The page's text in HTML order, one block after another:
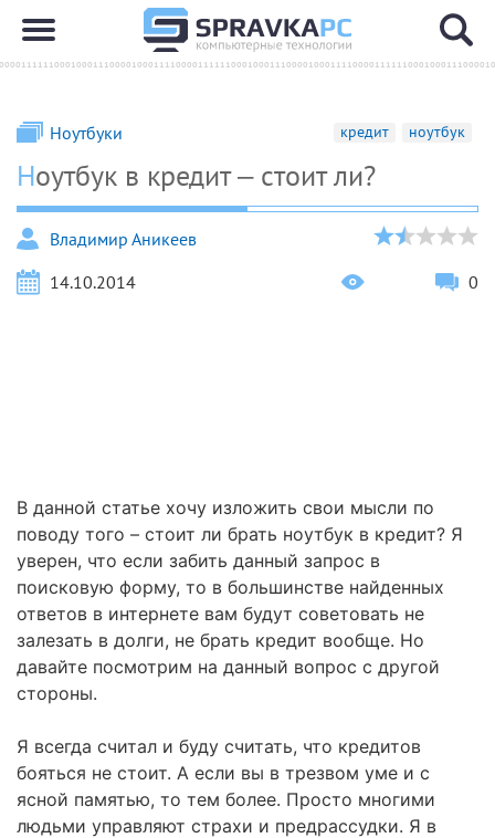
Ноутбуки кредит ноутбук
Ноутбук в кредит – стоит ли?
Владимир Аникеев
14.10.2014
0
В данной статье хочу изложить свои мысли по
поводу того – стоит ли брать ноутбук в кредит? Я
уверен, что если забить данный запрос в
поисковую форму, то в большинстве найденных
ответов в интернете вам будут советовать не
залезать в долги, не брать кредит вообще. Но
давайте посмотрим на данный вопрос с другой
стороны.
Я всегда считал и буду считать, что кредитов
бояться не стоит. А если вы в трезвом уме и с
ясной памятью, то тем более. Просто многими
людьми управляют страхи и предрассудки. Я в